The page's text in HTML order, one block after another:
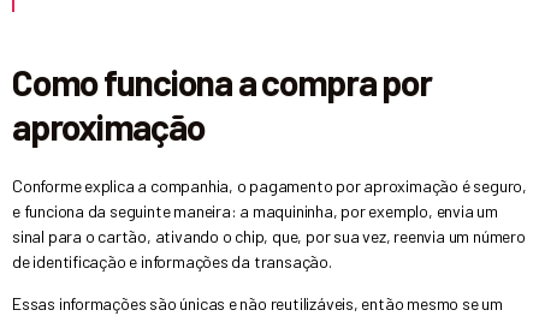
Como funciona a compra por
aproximação
Conforme explica a companhia, o pagamento por aproximação é seguro,
e funciona da seguinte maneira: a maquininha, por exemplo, envia um
sinal para o cartão, ativando o chip, que, por sua vez, reenvia um número
de identificação e informações da transação.
Essas informações são únicas e não reutilizáveis, então mesmo se um